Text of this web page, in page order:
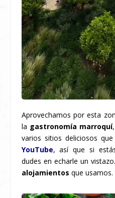
Aprovechamos por esta
la gastronomía marroquí
varios sitios deliciosos
YouTube, así que si
dudes en echarle un
alojamientos que usamos.